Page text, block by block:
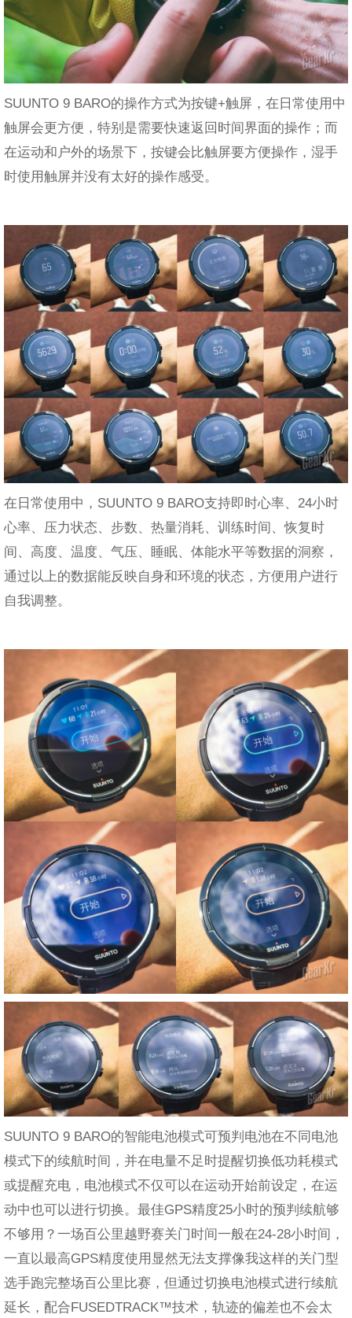
SUUNTO 9 BARO的操作方式为按键+触屏，在日常使用中
触屏会更方便，特别是需要快速返回时间界面的操作；而
在运动和户外的场景下，按键会比触屏要方便操作，湿手
时使用触屏并没有太好的操作感受。
在日常使用中，SUUNTO 9 BARO支持即时心率、24小时
心率、压力状态、步数、热量消耗、训练时间、恢复时
间、高度、温度、气压、睡眠、体能水平等数据的洞察，
通过以上的数据能反映自身和环境的状态，方便用户进行
自我调整。
SUUNTO 9 BARO的智能电池模式可预判电池在不同电池
模式下的续航时间，并在电量不足时提醒切换低功耗模式
或提醒充电，电池模式不仅可以在运动开始前设定，在运
动中也可以进行切换。最佳GPS精度25小时的预判续航够
不够用？一场百公里越野赛关门时间一般在24-28小时间，
一直以最高GPS精度使用显然无法支撑像我这样的关门型
选手跑完整场百公里比赛，但通过切换电池模式进行续航
延长，配合FUSEDTRACK™技术，轨迹的偏差也不会太